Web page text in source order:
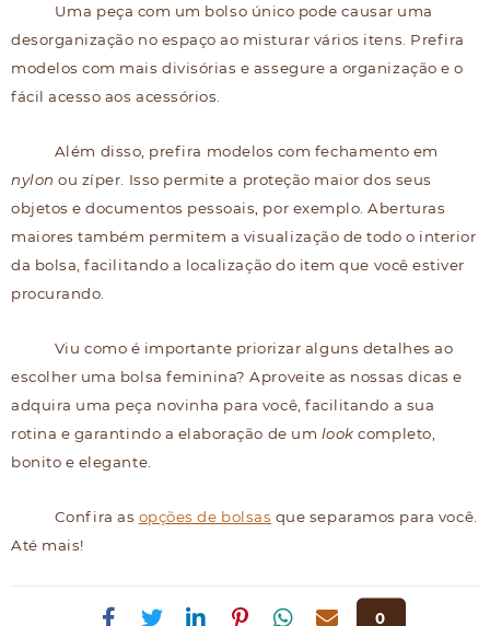
Uma peça com um bolso único pode causar uma
desorganização no espaço ao misturar vários itens. Prefira
modelos com mais divisórias e assegure a organização e o
fácil acesso aos acessórios.
Além disso, prefira modelos com fechamento em
nylon ou zíper. Isso permite a proteção maior dos seus
objetos e documentos pessoais, por exemplo. Aberturas
maiores também permitem a visualização de todo o interior
da bolsa, facilitando a localização do item que você estiver
procurando.
Viu como é importante priorizar alguns detalhes ao
escolher uma bolsa feminina? Aproveite as nossas dicas e
adquira uma peça novinha para você, facilitando a sua
rotina e garantindo a elaboração de um look completo,
bonito e elegante.
Confira as opções de bolsas que separamos para você.
Até mais!
0